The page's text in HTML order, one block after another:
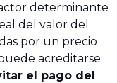
determinante
del valor del
por un precio
acreditarse
el pago del